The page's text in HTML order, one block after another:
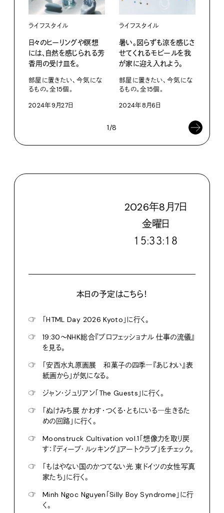
ライフスタイル
日々のヒーリングや瞑想
には、自然を感じられる芳
香用の受け皿を。
部屋に置きたい、今気にな
るもの。全15個。
2024年9月27日
ライフスタイル
暑い。図らずも涼を感じさ
せてくれるモビールを我
が家に迎え入れよう。
部屋に置きたい、今気にな
るもの。全15個。
2024年8月6日
1/8
2026年8月7日
金曜日
１５:３３:１９
本日の予定はこちら！
☞
「HTML Day 2026 Kyoto」に行く。
☞
19:30〜NHK総合『プロフェッショナル 仕事の流儀』
を見る。
☞
「安西水丸原画展 和菓子の四季―『あじわい』表
紙画から」が気になる。
☞
ジャン・ジュリアン「The Guests」に行く。
☞
「ぬけみち展 かわす・つくる・ともにいる―生きるた
めの回路」に行く。
☞
Moonstruck Cultivation vol.1「想像力を取り戻
す：『ディープ・ルッキング』アートクラブ」をチェック。
☞
「もはやない国のかつてない光 東ドイツの女性写真
家たち」に行く。
☞
Minh Ngoc Nguyen「Silly Boy Syndrome」に行
く。